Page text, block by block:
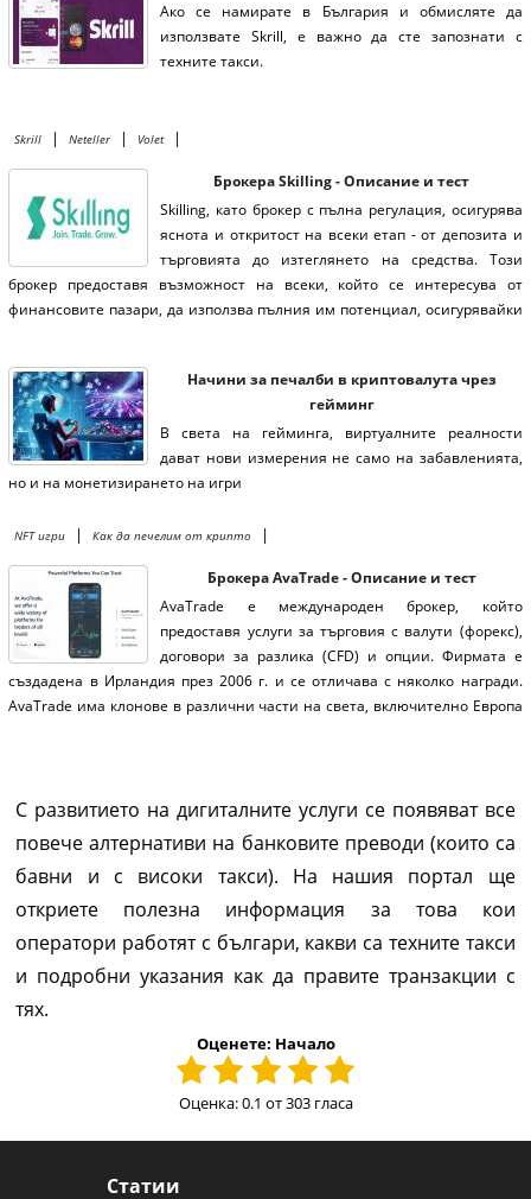
Ако се намирате в България и обмисляте да
използвате Skrill, е важно да сте запознати с
техните такси.
Skrill | Neteller | Volet |
Брокера Skilling - Описание и тест
Skilling, като брокер с пълна регулация, осигурява
яснота и откритост на всеки етап - от депозита и
търговията до изтеглянето на средства. Този
брокер предоставя възможност на всеки, който се интересува от
финансовите пазари, да използва пълния им потенциал, осигурявайки
на клиентите в оптимизиране на техните инвестиции.
Начини за печалби в криптовалута чрез
гейминг
В света на гейминга, виртуалните реалности
дават нови измерения не само на забавленията,
но и на монетизирането на игри
NFT игри | Как да печелим от крипто |
Брокера AvaTrade - Описание и тест
AvaTrade е международен брокер, който
предоставя услуги за търговия с валути (форекс),
договори за разлика (CFD) и опции. Фирмата е
създадена в Ирландия през 2006 г. и се отличава с няколко награди.
AvaTrade има клонове в различни части на света, включително Европа
С развитието на дигиталните услуги се появяват все
повече алтернативи на банковите преводи (които са
бавни и с високи такси). На нашия портал ще
откриете полезна информация за това кои
оператори работят с българи, какви са техните такси
и подробни указания как да правите транзакции с
тях.
Оценете: Начало
Оценка: 0.1 от 303 гласа
Статии